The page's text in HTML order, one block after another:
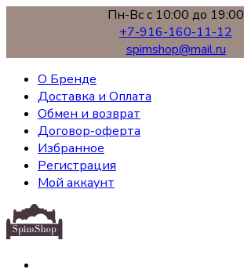
Пн-Вс с 10:00 до 19:00
+7-916-160-11-12
spimshop@mail.ru
О Бренде
Доставка и Оплата
Обмен и возврат
Договор-оферта
Избранное
Регистрация
Мой аккаунт